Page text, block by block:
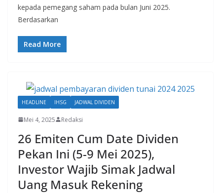
kepada pemegang saham pada bulan Juni 2025.
Berdasarkan
Read More
HEADLINE IHSG JADWAL DIVIDEN
Mei 4, 2025 Redaksi
26 Emiten Cum Date Dividen
Pekan Ini (5-9 Mei 2025),
Investor Wajib Simak Jadwal
Uang Masuk Rekening